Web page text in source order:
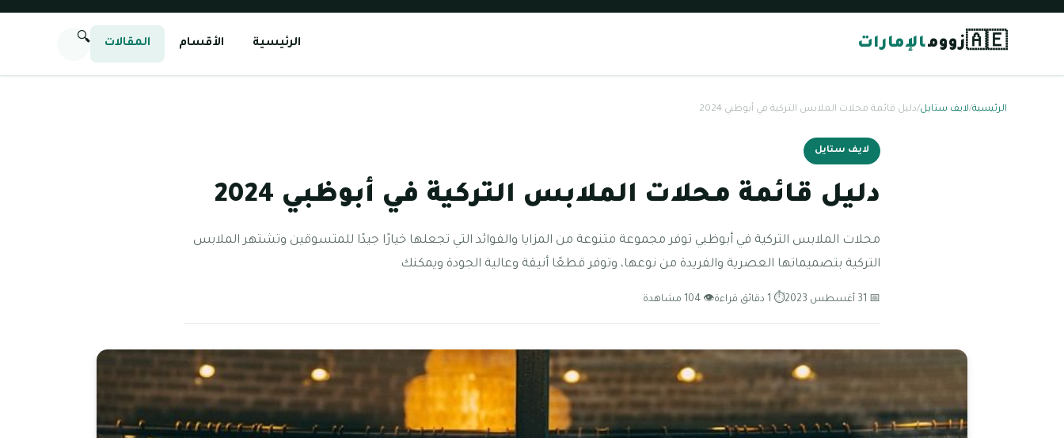
🇦🇪زوومالإمارات الرئيسية الأقسام المقالات 🔍
الرئيسية/لايف ستايل/دليل قائمة محلات الملابس التركية في أبوظبي 2024
لايف ستايل
دليل قائمة محلات الملابس التركية في أبوظبي 2024
محلات الملابس التركية في أبوظبي توفر مجموعة متنوعة من المزايا والفوائد التي تجعلها خيارًا جيدًا للمتسوقين وتشتهر الملابس
التركية بتصميماتها العصرية والفريدة من نوعها، وتوفر قطعًا أنيقة وعالية الجودة ويمكنك
📅 31 أغسطس 2023 ⏱ 1 دقائق قراءة 👁 104 مشاهدة